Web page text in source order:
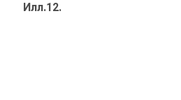
Илл.12.